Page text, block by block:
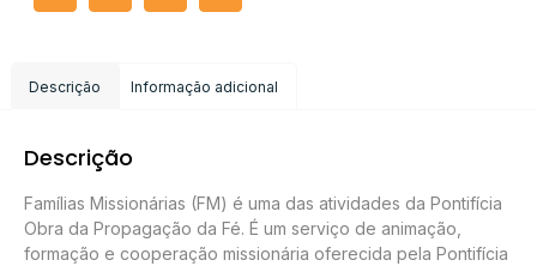
Descrição Informação adicional
Descrição
Famílias Missionárias (FM) é uma das atividades da Pontifícia
Obra da Propagação da Fé. É um serviço de animação,
formação e cooperação missionária oferecida pela Pontifícia